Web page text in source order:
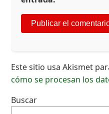
Este sitio usa Akismet
cómo se procesan los
Buscar